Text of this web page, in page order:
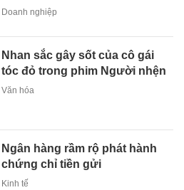
Doanh nghiệp
Nhan sắc gây sốt của cô gái
tóc đỏ trong phim Người nhện
Văn hóa
Ngân hàng rầm rộ phát hành
chứng chỉ tiền gửi
Kinh tế